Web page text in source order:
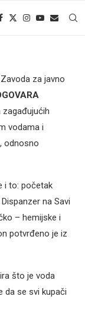
za javno
vodama i
odnosno
i to: početak
na Savi
– hemijske i
potvrđeno je iz
što je voda
da se svi kupači